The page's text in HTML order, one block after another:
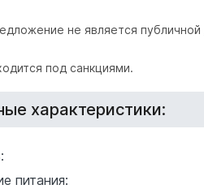
не является публичной
под санкциями.
характеристики:
питания: